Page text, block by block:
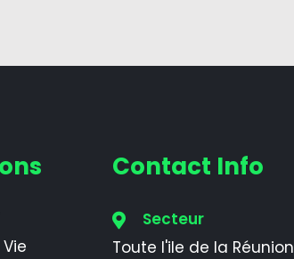
Contact Info
Secteur
Toute l'ile de la Réunion